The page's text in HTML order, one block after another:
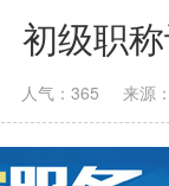
级职
人气： 365 来源：